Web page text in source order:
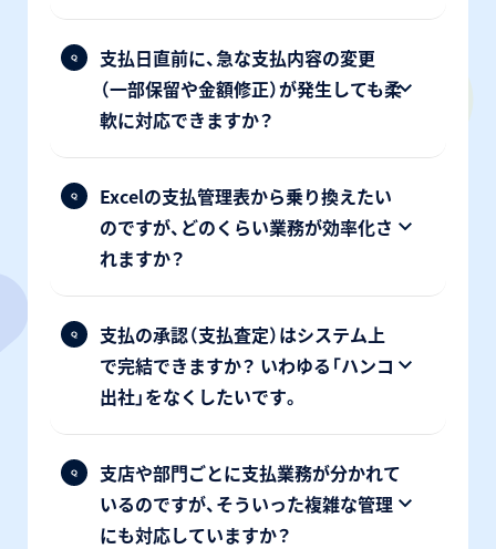
支払日直前に、急な支払内容の変更
（一部保留や金額修正）が発生しても柔
軟に対応できますか？
Excelの支払管理表から乗り換えたい
のですが、どのくらい業務が効率化さ
れますか？
支払の承認（支払査定）はシステム上
で完結できますか？ いわゆる「ハンコ
出社」をなくしたいです。
支店や部門ごとに支払業務が分かれて
いるのですが、そういった複雑な管理
にも対応していますか？